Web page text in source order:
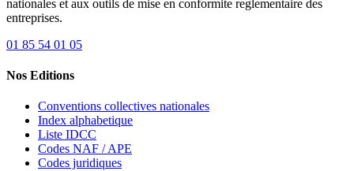
nationales et aux outils de mise en conformite reglementaire des
entreprises.
01 85 54 01 05
Nos Editions
Conventions collectives nationales
Index alphabetique
Liste IDCC
Codes NAF / APE
Codes juridiques